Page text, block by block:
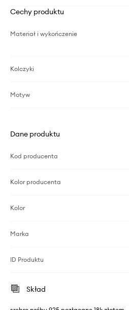
Cechy produktu
Materiał i wykończenie
Kolczyki
Motyw
Dane produktu
Kod producenta
Kolor producenta
Kolor
Marka
ID Produktu
Skład